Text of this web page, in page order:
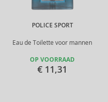
POLICE SPORT
Eau de Toilette voor mannen
OP VOORRAAD
€ 11,31